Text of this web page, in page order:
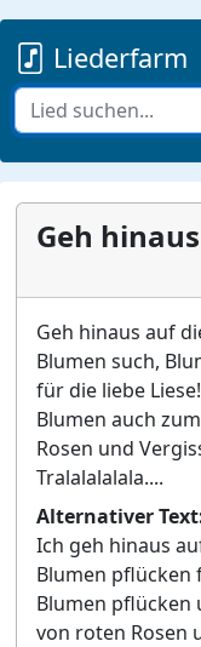
Liederfarm
Geh
Geh hinaus auf
Blumen such,
für die liebe Liese!
Blumen auch
Rosen und
Tralalalalala....
Alternativer
Ich geh hinaus
Blumen pflücken
Blumen pflücken
von roten Rosen